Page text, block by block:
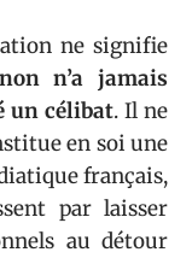
ne signifie
n’a jamais
un célibat. Il ne
en soi une
français,
par laisser
au détour